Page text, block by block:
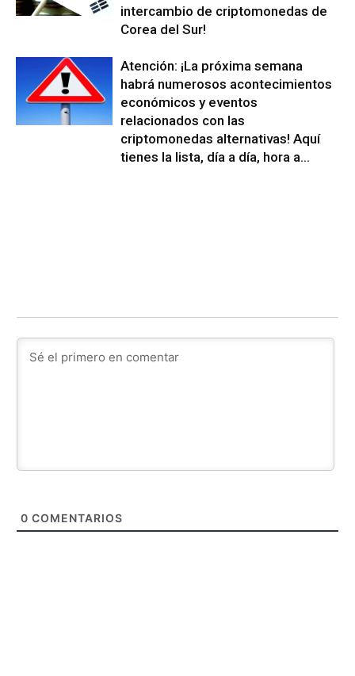
intercambio de criptomonedas de
Corea del Sur!
Atención: ¡La próxima semana
habrá numerosos acontecimientos
económicos y eventos
relacionados con las
criptomonedas alternativas! Aquí
tienes la lista, día a día, hora a...
0 COMENTARIOS